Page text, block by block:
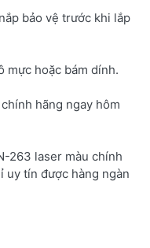
bảo vệ trước khi lắp
mực hoặc bám dính.
hãng ngay hôm
263 laser màu chính
uy tín được hàng ngàn